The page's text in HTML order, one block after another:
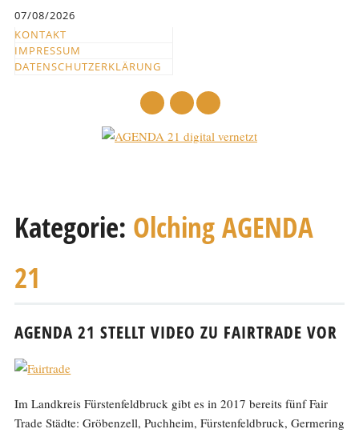
springen
07/08/2026
KONTAKT
IMPRESSUM
DATENSCHUTZERKLÄRUNG
zum
Kategorie: Olching AGENDA
21
AGENDA 21 STELLT VIDEO ZU FAIRTRADE VOR
Im Landkreis Fürstenfeldbruck gibt es in 2017 bereits fünf Fair
Trade Städte: Gröbenzell, Puchheim, Fürstenfeldbruck, Germering